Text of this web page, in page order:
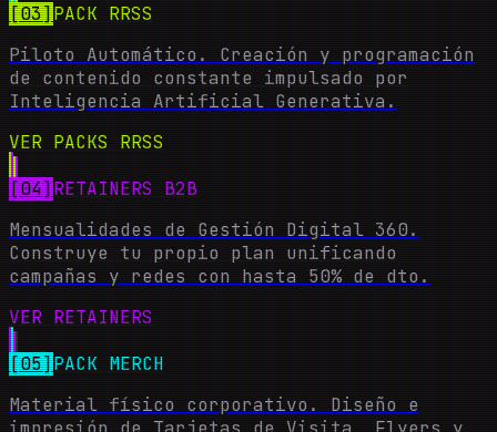
[03]PACK RRSS
Piloto Automático. Creación y programación
de contenido constante impulsado por
Inteligencia Artificial Generativa.
VER PACKS RRSS
[04]RETAINERS B2B
Mensualidades de Gestión Digital 360.
Construye tu propio plan unificando
campañas y redes con hasta 50% de dto.
VER RETAINERS
[05]PACK MERCH
Material físico corporativo. Diseño e